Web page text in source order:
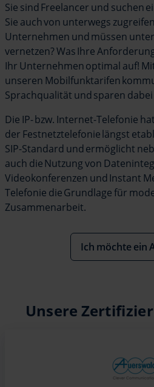
Sie sind Freelancer und suchen
Sie auch von unterwegs
Unternehmen und müssen
vernetzen? Was Ihre
Ihr Unternehmen optimal auf!
unseren Mobilfunktarifen
Sprachqualität und sparen
Die IP- bzw. Internet-Telefonie
der Festnetztelefonie längst
SIP-Standard und ermöglicht
auch die Nutzung von
Videokonferenzen und Instant
Telefonie die Grundlage für
Zusammenarbeit.
Ich möchte ein
Unsere